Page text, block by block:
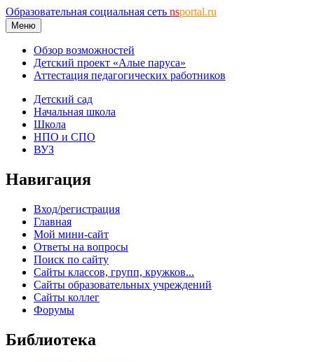
Образовательная социальная сеть nsportal.ru
Меню
Обзор возможностей
Детский проект «Алые паруса»
Аттестация педагогических работников
Детский сад
Начальная школа
Школа
НПО и СПО
ВУЗ
Навигация
Вход/регистрация
Главная
Мой мини-сайт
Ответы на вопросы
Поиск по сайту
Сайты классов, групп, кружков...
Сайты образовательных учреждений
Сайты коллег
Форумы
Библиотека